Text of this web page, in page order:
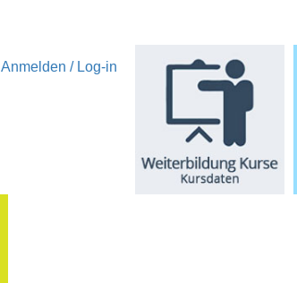
Anmelden / Log-in